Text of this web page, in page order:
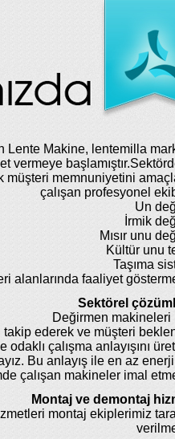
Lente Makine, lentemilla
vermeye
müşteri memnuniyetini
çalışan profesyonel
Un
İrmik
Mısır unu
Kültür unu
Taşıma
alanlarında faaliyet
Sektörel
Değirmen makineleri
ederek ve müşteri
çalışma anlayışını
Bu anlayış ile en az
çalışan makineler imal
Montaj ve demontaj
montaj ekiplerimiz